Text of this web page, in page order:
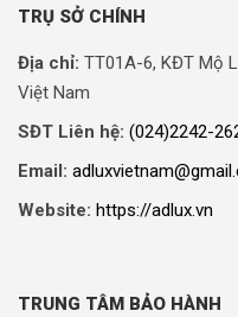
TRỤ SỞ CHÍNH
Địa chỉ: TT01A-6, KĐT Mộ
Việt Nam
SĐT Liên hệ: (024)2242-
Email:
Website: https://adlux.vn
TRUNG TÂM BẢO HÀNH